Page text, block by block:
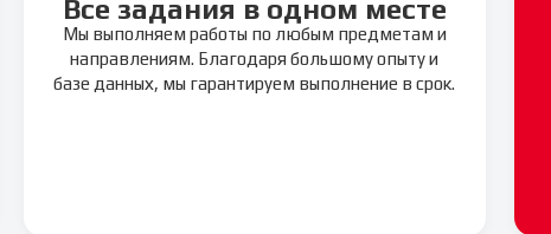
Все задания в одном месте
Мы выполняем работы по любым предметам и
направлениям. Благодаря большому опыту и
базе данных, мы гарантируем выполнение в срок.